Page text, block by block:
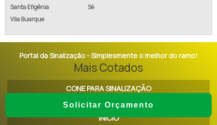
Solicitar Orçamento
Santa Efigênia
Sé
Vila Buarque
Portal da Sinalização - Simplesmente o melhor do ramo!
Mais Cotados
CONE PARA SINALIZAÇÃO
INÍCIO